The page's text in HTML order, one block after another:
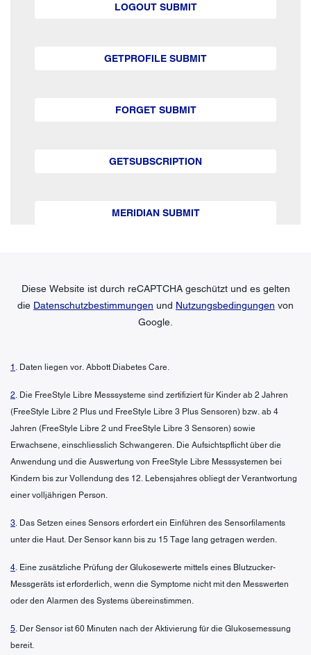
LOGOUT SUBMIT
GETPROFILE SUBMIT
FORGET SUBMIT
GETSUBSCRIPTION
MERIDIAN SUBMIT
Diese Website ist durch reCAPTCHA geschützt und es gelten
die Datenschutzbestimmungen und Nutzungsbedingungen von
Google.
1 . Daten liegen vor. Abbott Diabetes Care.
2. Die FreeStyle Libre Messsysteme sind zertifiziert für Kinder ab 2 Jahren
(FreeStyle Libre 2 Plus und FreeStyle Libre 3 Plus Sensoren) bzw. ab 4
Jahren (FreeStyle Libre 2 und FreeStyle Libre 3 Sensoren) sowie
Erwachsene, einschliesslich Schwangeren. Die Aufsichtspflicht über die
Anwendung und die Auswertung von FreeStyle Libre Messsystemen bei
Kindern bis zur Vollendung des 12. Lebensjahres obliegt der Verantwortung
einer volljährigen Person.
3. Das Setzen eines Sensors erfordert ein Einführen des Sensorfilaments
unter die Haut. Der Sensor kann bis zu 15 Tage lang getragen werden.
4. Eine zusätzliche Prüfung der Glukosewerte mittels eines Blutzucker-
Messgeräts ist erforderlich, wenn die Symptome nicht mit den Messwerten
oder den Alarmen des Systems übereinstimmen.
5. Der Sensor ist 60 Minuten nach der Aktivierung für die Glukosemessung
bereit.